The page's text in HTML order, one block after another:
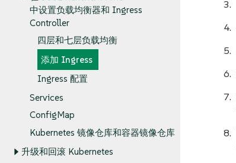
中设置负载均衡器和 Ingress
Controller
四层和七层负载均衡
添加 Ingress
Ingress 配置
Services
ConfigMap
Kubernetes 镜像仓库和容器镜像仓库
升级和回滚 Kubernetes